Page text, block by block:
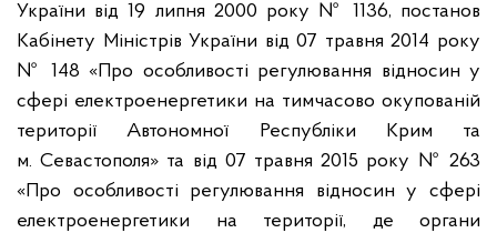
України від 19 липня 2000 року № 1136, постанов
Кабінету Міністрів України від 07 травня 2014 року
№ 148 «Про особливості регулювання відносин у
сфері електроенергетики на тимчасово окупованій
території Автономної Республіки Крим та
м. Севастополя» та від 07 травня 2015 року № 263
«Про особливості регулювання відносин у сфері
електроенергетики на території, де органи